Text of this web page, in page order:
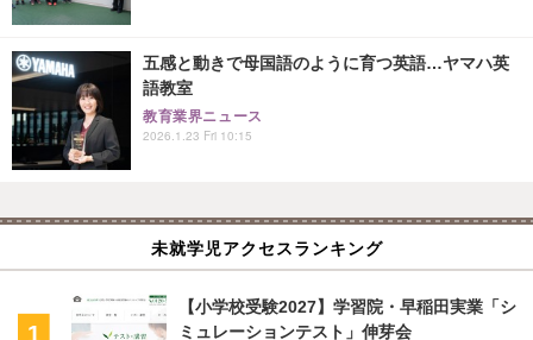
五感と動きで母国語のように育つ英語…ヤマハ英
語教室
教育業界ニュース
2026.1.23 Fri 10:15
未就学児アクセスランキング
【小学校受験2027】学習院・早稲田実業「シ
ミュレーションテスト」伸芽会